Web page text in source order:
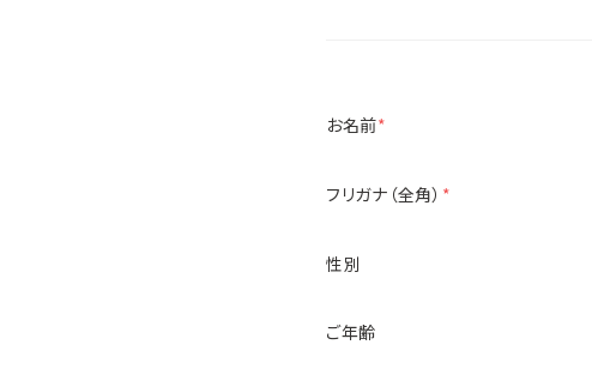
お名前*
フリガナ（全角） *
性別
ご年齢